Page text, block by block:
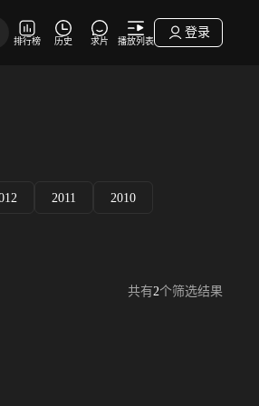
排行榜 历史 求片 播放列表
登录
2011 2010
共有2个筛选结果